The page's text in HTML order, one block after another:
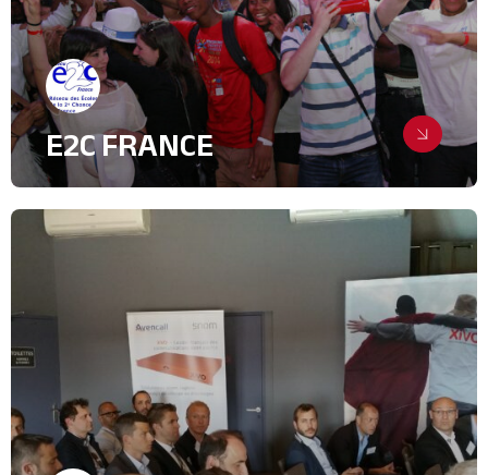
E2C FRANCE
Un accompagnement à 360°
Création de supports
Ressources Humaines
Syndicats et groupements